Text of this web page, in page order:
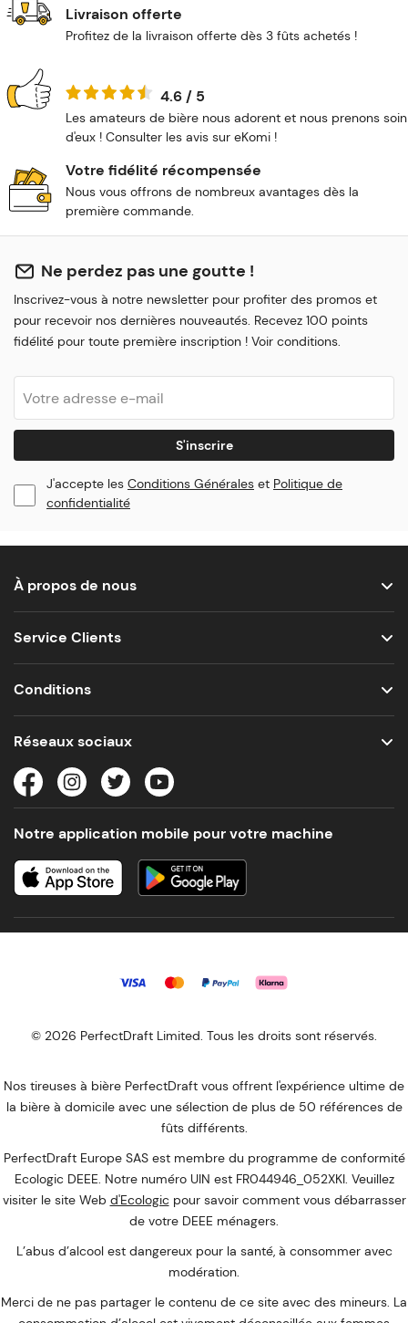
Livraison offerte
Profitez de la livraison offerte dès 3 fûts achetés !
4.6 / 5
Les amateurs de bière nous adorent et nous prenons soin
d'eux ! Consulter les avis sur eKomi !
Votre fidélité récompensée
Nous vous offrons de nombreux avantages dès la
première commande.
Ne perdez pas une goutte !
Inscrivez-vous à notre newsletter pour profiter des promos et
pour recevoir nos dernières nouveautés. Recevez 100 points
fidélité pour toute première inscription ! Voir conditions.
S'inscrire
J'accepte les Conditions Générales et Politique de
confidentialité
À propos de nous
Service Clients
Conditions
Réseaux sociaux
Notre application mobile pour votre machine
© 2026 PerfectDraft Limited. Tous les droits sont réservés.
Nos tireuses à bière PerfectDraft vous offrent l'expérience ultime de
la bière à domicile avec une sélection de plus de 50 références de
fûts différents.
PerfectDraft Europe SAS est membre du programme de conformité
Ecologic DEEE. Notre numéro UIN est FR044946_052XKI. Veuillez
visiter le site Web d'Ecologic pour savoir comment vous débarrasser
de votre DEEE ménagers.
L’abus d’alcool est dangereux pour la santé, à consommer avec
modération.
Merci de ne pas partager le contenu de ce site avec des mineurs. La